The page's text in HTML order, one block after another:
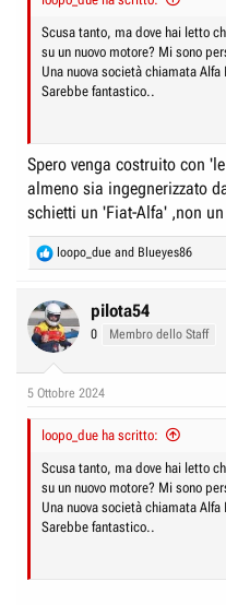
turbobenzina a iniezione diretta,
“flessibilità” necessaria per
che debutteranno dal 2025 in
debuttare anche lenuove Giulia
piattaforma Stla Large...>
Scusa tanto, ma dove hai letto
su un nuovo motore? Mi sono
Una nuova società chiamata
Sarebbe fantastico..
Spero venga costruito con
almeno sia ingegnerizzato
schietti un 'Fiat-Alfa' ,non un
R
e
c
t
i
s
loopo_due and Blueyes86
pilota54
0 Membro dello Staff
5 Ottobre 2024
loopo_due ha scritto:
Scusa tanto, ma dove hai letto
su un nuovo motore? Mi sono
Una nuova società chiamata
Sarebbe fantastico..